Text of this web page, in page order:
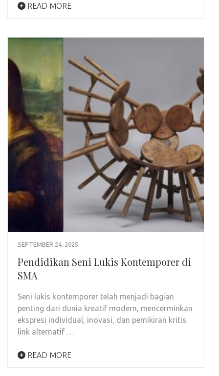
READ MORE
SEPTEMBER 24, 2025
Pendidikan Seni Lukis Kontemporer di
SMA
Seni lukis kontemporer telah menjadi bagian
penting dari dunia kreatif modern, mencerminkan
ekspresi individual, inovasi, dan pemikiran kritis.
link alternatif …
READ MORE